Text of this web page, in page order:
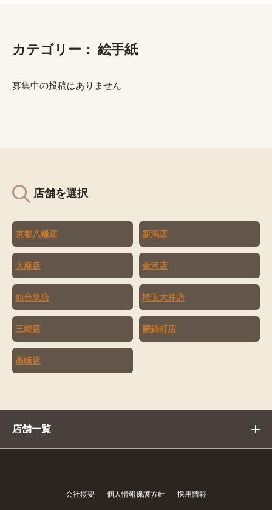
カテゴリー： 絵手紙
募集中の投稿はありません
店舗を選択
京都八幡店 新潟店
大麻店 金沢店
仙台泉店 埼玉大井店
三郷店 蕨錦町店
高崎店
店舗一覧
会社概要 個人情報保護方針 採用情報